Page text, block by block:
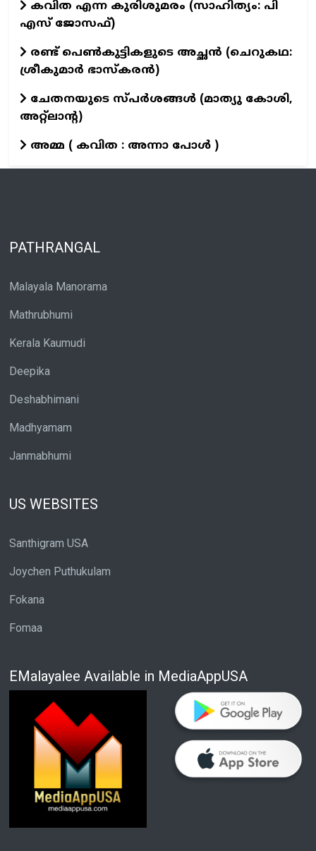
കവിത എന്ന കുരിശുമരം (സാഹിത്യം: പി
എസ് ജോസഫ്)
രണ്ട് പെൺകുട്ടികളുടെ അച്ഛൻ (ചെറുകഥ:
ശ്രീകുമാര്‍ ഭാസ്കരന്‍)
ചേതനയുടെ സ്പർശങ്ങൾ (മാത്യു കോശി,
അറ്റ്ലാന്റ)
അമ്മ ( കവിത : അന്നാ പോൾ )
PATHRANGAL
Malayala Manorama
Mathrubhumi
Kerala Kaumudi
Deepika
Deshabhimani
Madhyamam
Janmabhumi
US WEBSITES
Santhigram USA
Joychen Puthukulam
Fokana
Fomaa
EMalayalee Available in MediaAppUSA